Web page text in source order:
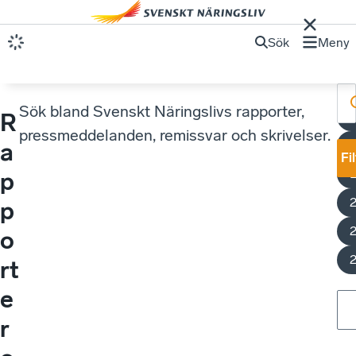
Sök Meny
R
a
p
p
o
rt
e
r
Sök bland Svenskt Näringslivs rapporter,
pressmeddelanden, remissvar och skrivelser.